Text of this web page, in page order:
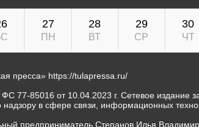
27
ПН
28
ВТ
29
СР
30
ЧТ
пресса» https://tulapressa.ru/
77-85016 от 10.04.2023 г. Сетевое издание
в сфере связи, информационных
предприниматель Степанов Илья